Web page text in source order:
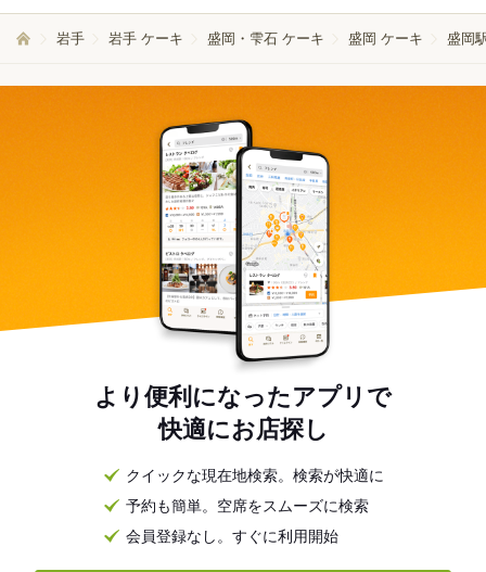
岩手 岩手 ケーキ 盛岡・雫石 ケーキ 盛岡 ケーキ 盛岡
より便利になったアプリで
快適にお店探し
クイックな現在地検索。検索が快適に
予約も簡単。空席をスムーズに検索
会員登録なし。すぐに利用開始